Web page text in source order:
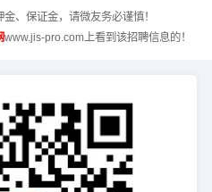
、保证金，请微友务必谨慎！
www.jis-pro.com上看到该招聘信息的！